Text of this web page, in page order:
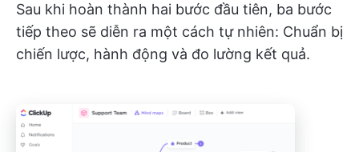
Sau khi hoàn thành hai bước đầu tiên, ba bước
tiếp theo sẽ diễn ra một cách tự nhiên: Chuẩn bị
chiến lược, hành động và đo lường kết quả.